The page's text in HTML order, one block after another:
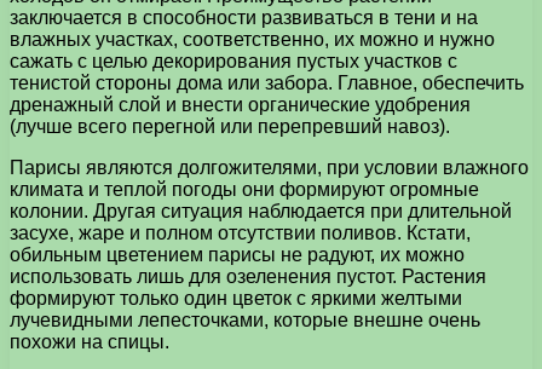
заключается в способности развиваться в тени и на
влажных участках, соответственно, их можно и нужно
сажать с целью декорирования пустых участков с
тенистой стороны дома или забора. Главное, обеспечить
дренажный слой и внести органические удобрения
(лучше всего перегной или перепревший навоз).
Парисы являются долгожителями, при условии влажного
климата и теплой погоды они формируют огромные
колонии. Другая ситуация наблюдается при длительной
засухе, жаре и полном отсутствии поливов. Кстати,
обильным цветением парисы не радуют, их можно
использовать лишь для озеленения пустот. Растения
формируют только один цветок с яркими желтыми
лучевидными лепесточками, которые внешне очень
похожи на спицы.